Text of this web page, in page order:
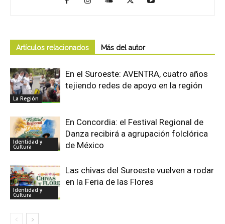
Artículos relacionados Más del autor
La Región
En el Suroeste: AVENTRA, cuatro años
tejiendo redes de apoyo en la región
Identidad y
Cultura
En Concordia: el Festival Regional de
Danza recibirá a agrupación folclórica
de México
Identidad y
Cultura
Las chivas del Suroeste vuelven a rodar
en la Feria de las Flores